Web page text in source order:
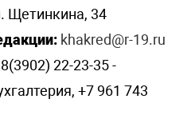
Щетинкина, 34
khakred@r-19.ru
8(3902) 22-23-35 -
+7 961 743